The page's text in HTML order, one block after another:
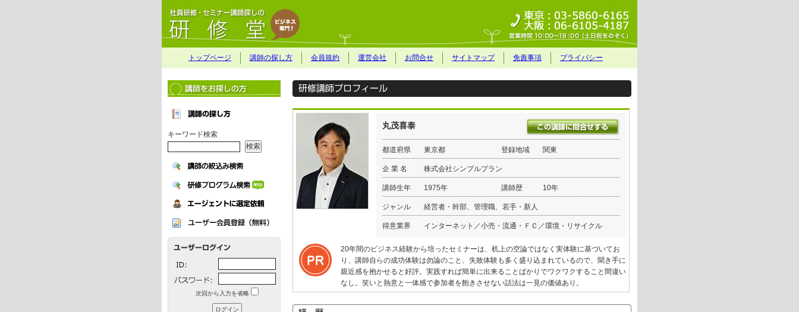
トップページ 講師の探し方 会員規約 運営会社 お問合せ サイトマップ 免責事項 プライバシー
キーワード検索
次回から入力を省略
丸茂喜泰
都道府県 東京都 登録地域 関東
企 業 名 株式会社シンプルプラン
講師生年 1975年 講師歴 10年
ジャンル 経営者・幹部、管理職、若手・新人
得意業界 インターネット／小売・流通・ＦＣ／環境・リサイクル
20年間のビジネス経験から培ったセミナーは、机上の空論ではなく実体験に基づいてお
り、講師自らの成功体験は勿論のこと、失敗体験も多く盛り込まれているので、聞き手に
親近感を抱かせると好評。実践すれば簡単に出来ることばかりでワクワクすること間違い
なし。笑いと熱意と一体感で参加者を飽きさせない話法は一見の価値あり。